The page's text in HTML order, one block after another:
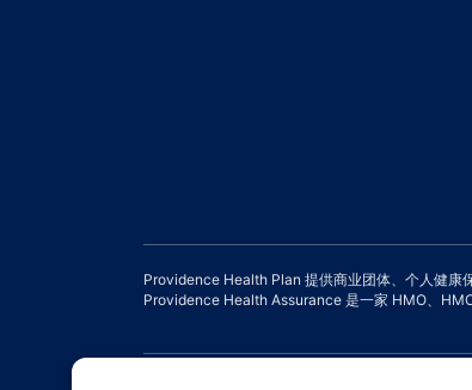
Providence Health Plan 提供商业团体、个人健康
Providence Health Assurance 是一家 HMO、